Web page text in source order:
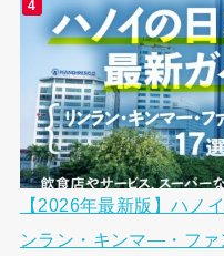
【2026年最新版】ハノ
ンラン・キンマ―・フ